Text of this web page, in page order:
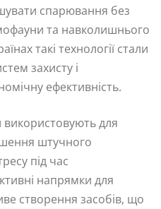
спарювання без
та навколишнього
такі технології стали
захисту і
ефективність.
для
штучного
під час
напрямки для
створення засобів, що